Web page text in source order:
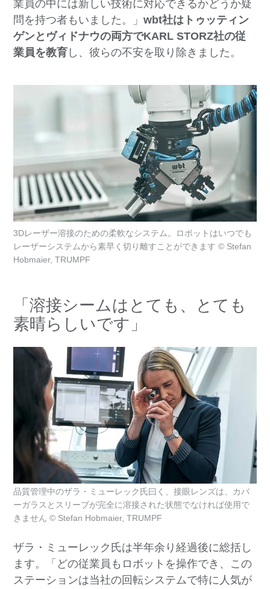
業員の中には新しい技術に対応できるかどうか疑
問を持つ者もいました。」wbt社はトゥッティン
ゲンとヴィドナウの両方でKARL STORZ社の従
業員を教育 し、彼らの不安を取り除きました。
3Dレーザー溶接のための柔軟なシステム。ロボットはいつでも
レーザーシステムから素早く切り離すことができます © Stefan
Hobmaier, TRUMPF
「溶接シームはとても、とても
素晴らしいです」
ザラ・ミューレック氏は半年余り経過後に総括し
ます。「どの従業員もロボットを操作でき、この
ステーションは当社の回転システムで特に人気が
品質管理中のザラ・ミューレック氏曰く、接眼レンズは、カバ
ーガラスとスリーブが完全に溶接された状態でなければ使用で
きません © Stefan Hobmaier, TRUMPF